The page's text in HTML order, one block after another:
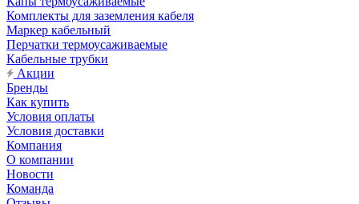
Комплекты для заземления кабеля
Маркер кабельный
Перчатки термоусаживаемые
Кабельные трубки
Акции
Бренды
Как купить
Условия оплаты
Условия доставки
Компания
О компании
Новости
Команда